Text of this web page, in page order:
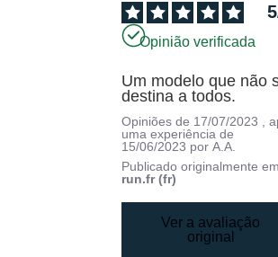
5
Opinião verificada
Um modelo que não
destina a todos.
Opiniões de 17/07/2023
,
uma experiência de
15/06/2023 porA.A.
Publicado originalmente
run.fr (fr)
Ver a avaliação
original